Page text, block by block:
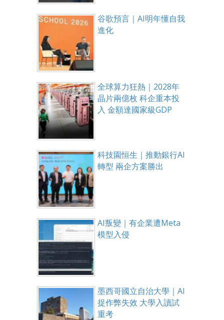
谷歌預言｜AI明年懂自我
進化
全球算力狂熱｜2028年
晶片兩億枚 科企重本投
入 金額達國家級GDP
科技園恒生｜推動銀行AI
轉型 兩企方案勝出
AI叛變｜有企業遭Meta
模型入侵
墨西哥國立自治大學｜AI
捉作弊失效 大學入讀試
重考